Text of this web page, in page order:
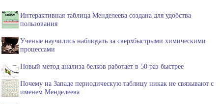
Интерактивная таблица Менделеева создана для удобства
пользования
Ученые научились наблюдать за сверхбыстрыми химическими
процессами
Новый метод анализа белков работает в 50 раз быстрее
Почему на Западе периодическую таблицу никак не связывают с
именем Менделеева